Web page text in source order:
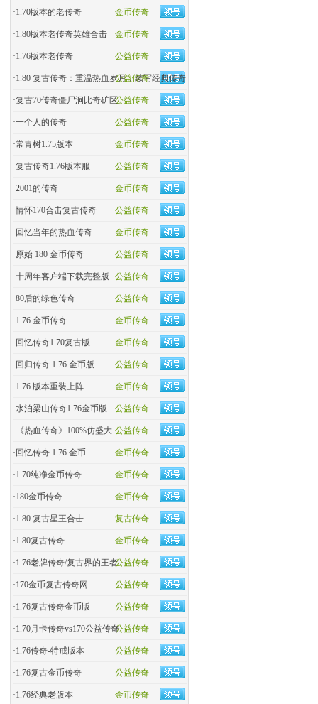
金币传奇
·1.70版本的老传奇
金币传奇
·1.80版本老传奇英雄合击
公益传奇
·1.76版本老传奇
公益传奇
·1.80 复古传奇：重温热血岁月，续写经典传奇
公益传奇
·复古70传奇僵尸洞比奇矿区
公益传奇
·一个人的传奇
金币传奇
·常青树1.75版本
公益传奇
·复古传奇1.76版本服
金币传奇
·2001的传奇
公益传奇
·情怀170合击复古传奇
金币传奇
· 回忆当年的热血传奇
公益传奇
·原始 180 金币传奇
公益传奇
·十周年客户端下载完整版
公益传奇
·80后的绿色传奇
金币传奇
·1.76 金币传奇
金币传奇
· 回忆传奇1.70复古版
公益传奇
· 回归传奇 1.76 金币版
金币传奇
·1.76 版本重装上阵
公益传奇
·水泊梁山传奇1.76金币版
公益传奇
· 《热血传奇》100%仿盛大
金币传奇
· 回忆传奇 1.76 金币
金币传奇
·1.70纯净金币传奇
金币传奇
·180金币传奇
复古传奇
·1.80 复古星王合击
金币传奇
·1.80复古传奇
公益传奇
·1.76老牌传奇/复古界的王者
公益传奇
·170金币复古传奇网
公益传奇
·1.76复古传奇金币版
公益传奇
·1.70月卡传奇vs170公益传奇
公益传奇
·1.76传奇-特戒版本
公益传奇
·1.76复古金币传奇
金币传奇
·1.76经典老版本